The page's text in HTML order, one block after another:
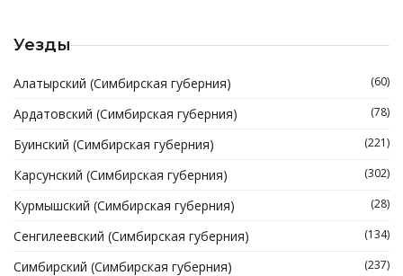
Уезды
Алатырский (Симбирская губерния) (60)
Ардатовский (Симбирская губерния) (78)
Буинский (Симбирская губерния) (221)
Карсунский (Симбирская губерния) (302)
Курмышский (Симбирская губерния) (28)
Сенгилеевский (Симбирская губерния) (134)
Симбирский (Симбирская губерния) (237)